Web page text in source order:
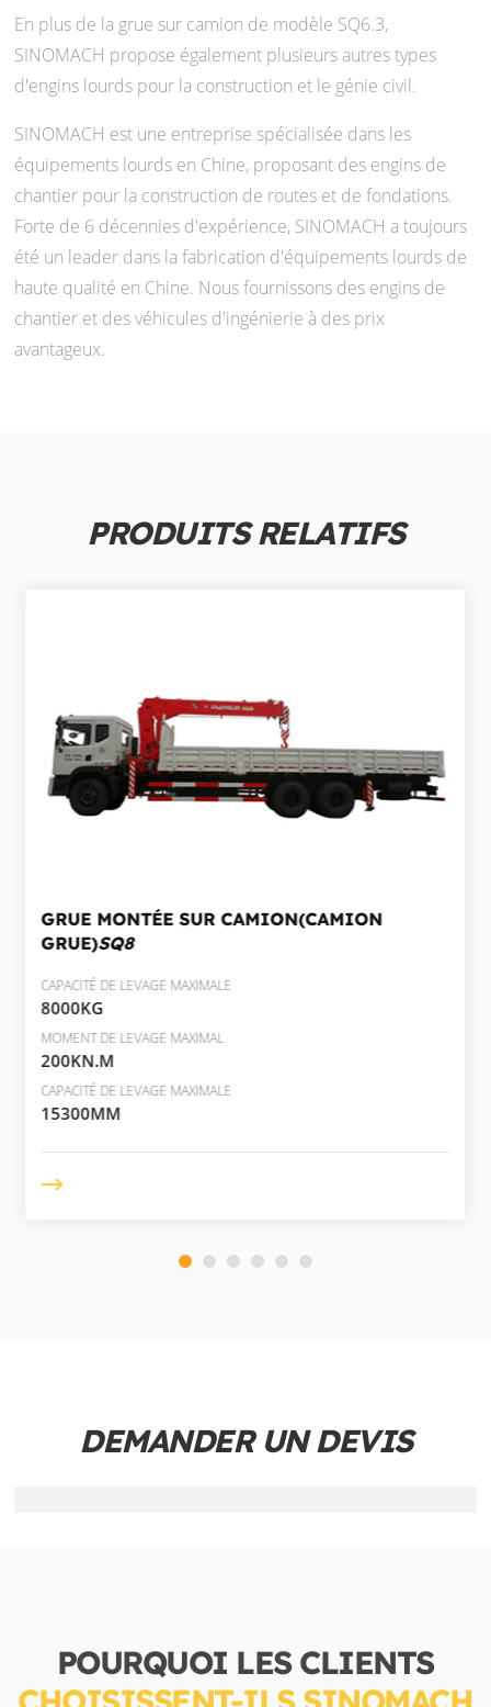
En plus de la grue sur camion de modèle SQ6.3,
SINOMACH propose également plusieurs autres types
d'engins lourds pour la construction et le génie civil.
SINOMACH est une entreprise spécialisée dans les
équipements lourds en Chine, proposant des engins de
chantier pour la construction de routes et de fondations.
Forte de 6 décennies d'expérience, SINOMACH a toujours
été un leader dans la fabrication d'équipements lourds de
haute qualité en Chine. Nous fournissons des engins de
chantier et des véhicules d'ingénierie à des prix
avantageux.
PRODUITS RELATIFS
GRUE MONTÉE SUR CAMION(CAMION
GRUE)SQ8
CAPACITÉ DE LEVAGE MAXIMALE
8000KG
MOMENT DE LEVAGE MAXIMAL
200KN.M
CAPACITÉ DE LEVAGE MAXIMALE
15300MM
DEMANDER UN DEVIS
POURQUOI LES CLIENTS